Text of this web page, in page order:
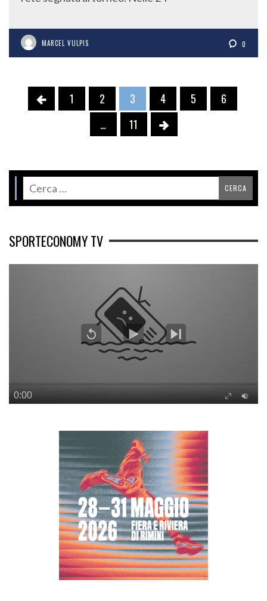
MARCEL VULPIS 0
1 2 3 4 5
6
…
11
SPORTECONOMY TV